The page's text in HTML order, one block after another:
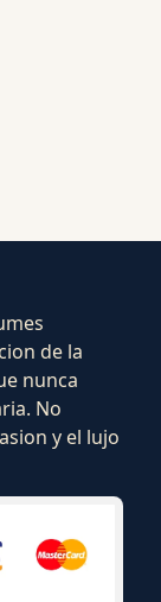
de la
nunca
No
y el lujo